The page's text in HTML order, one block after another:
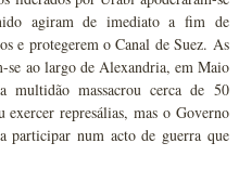
agiram de imediato a fim de
e protegerem o Canal de Suez. As
se ao largo de Alexandria, em Maio
massacrou cerca de 50
represálias, mas o Governo
participar num acto de guerra que